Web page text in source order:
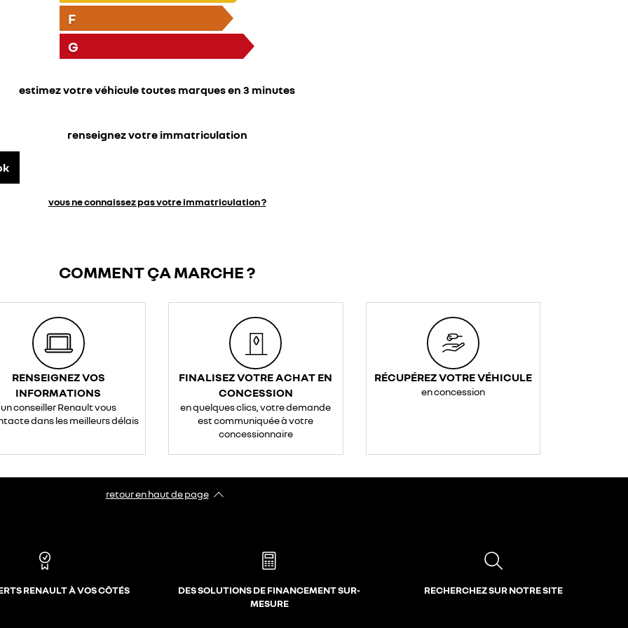
F
G
estimez votre véhicule toutes marques en 3 minutes
renseignez votre immatriculation
vous ne connaissez pas votre immatriculation ?
COMMENT ÇA MARCHE ?
RENSEIGNEZ VOS
INFORMATIONS
un conseiller Renault vous
dans les meilleurs délais
FINALISEZ VOTRE ACHAT EN
CONCESSION
en quelques clics, votre demande
est communiquée à votre
concessionnaire
RÉCUPÉREZ VOTRE VÉHICULE
en concession
retour en haut de page​
RENAULT À VOS CÔTÉS
DES SOLUTIONS DE FINANCEMENT SUR-
MESURE
RECHERCHEZ SUR NOTRE SITE